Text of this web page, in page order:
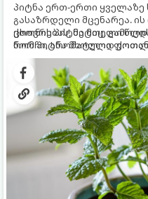
პიტნა ერთ-ერთი
გასაზრდელი მცენარეა.
ცხოვრებას, მეტიც,
რომ პიტნა მხოლოდ
გრუნტში (ბაღში)
სწრაფად ვრცელდება და
ქოთნის პიტნა მთელი
ნორჩი, არომატული
კერძებისთვის.